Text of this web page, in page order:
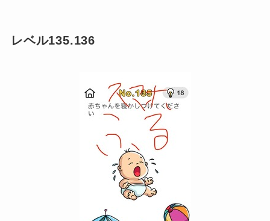
レベル135.136